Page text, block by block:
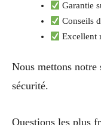
Garantie
Conseils
Excellent
Nous mettons
sécurité.
Questions les plus